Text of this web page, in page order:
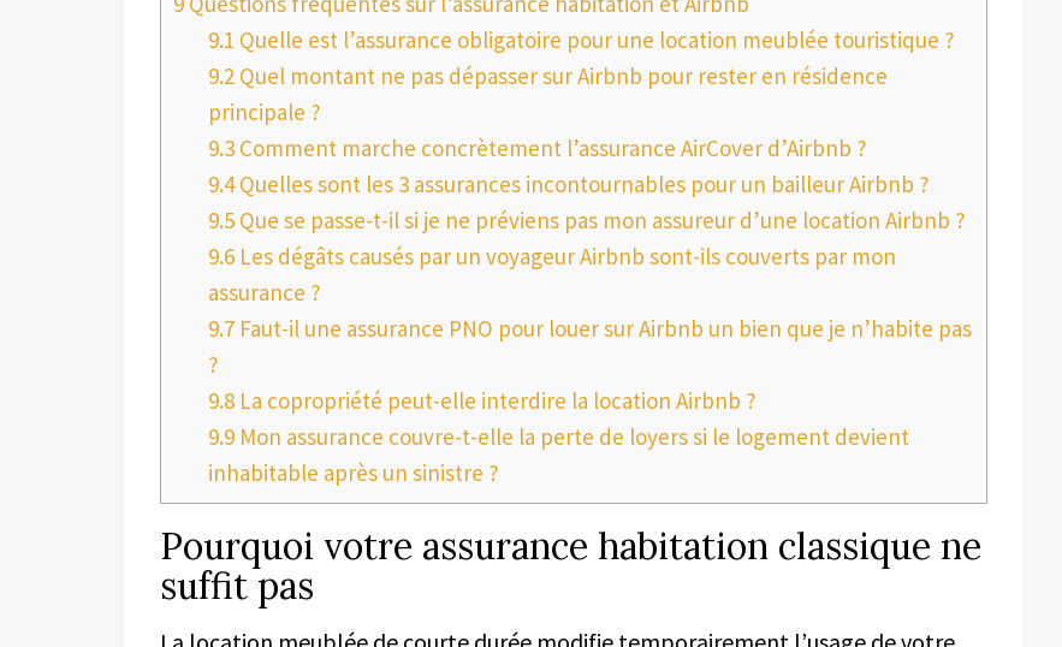
9.1 Quelle est l’assurance obligatoire pour une location meublée touristique ?
9.2Quel montant ne pas dépasser sur Airbnb pour rester en résidence
principale ?
9.3Comment marche concrètement l’assurance AirCover d’Airbnb ?
9.4Quelles sont les 3 assurances incontournables pour un bailleur Airbnb ?
9.5Que se passe-t-il si je ne préviens pas mon assureur d’une location Airbnb ?
9.6Les dégâts causés par un voyageur Airbnb sont-ils couverts par mon
assurance ?
9.7Faut-il une assurance PNO pour louer sur Airbnb un bien que je n’habite pas
?
9.8La copropriété peut-elle interdire la location Airbnb ?
9.9Mon assurance couvre-t-elle la perte de loyers si le logement devient
inhabitable après un sinistre ?
Pourquoi votre assurance habitation classique ne
suffit pas